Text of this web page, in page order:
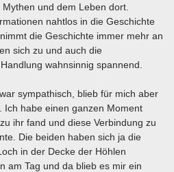
und dem Leben dort.
nahtlos in die Geschichte
die Geschichte immer mehr an
sich zu und auch die
wahnsinnig spannend.
sympathisch, blieb für mich aber
Ich habe einen ganzen Moment
ihr fand und diese Verbindung zu
Die beiden haben sich ja die
in der Decke der Höhlen
am Tag und da blieb es mir ein